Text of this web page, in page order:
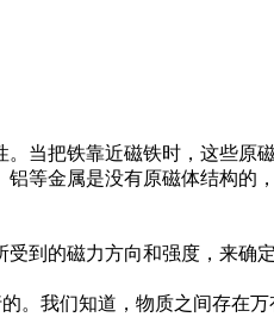
当把铁靠近磁铁时，这些原
等金属是没有原磁体结构的
到的磁力方向和强度，来确
我们知道，物质之间存在万